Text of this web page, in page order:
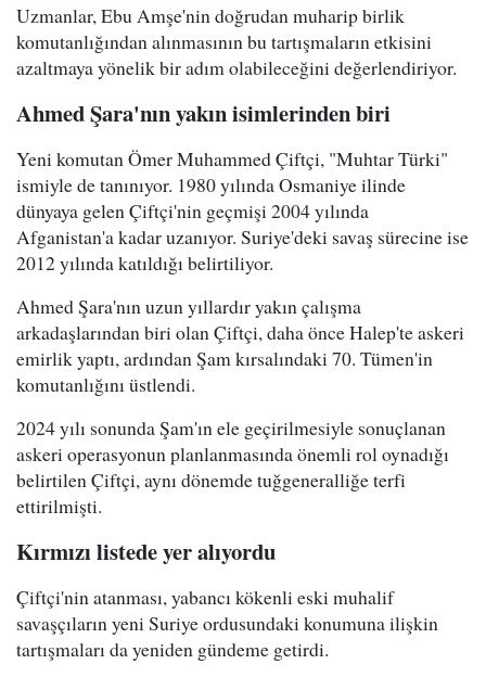
Uzmanlar, Ebu Amşe'nin doğrudan muharip birlik
komutanlığından alınmasının bu tartışmaların etkisini
azaltmaya yönelik bir adım olabileceğini değerlendiriyor.
Ahmed Şara'nın yakın isimlerinden biri
Yeni komutan Ömer Muhammed Çiftçi, "Muhtar Türki"
ismiyle de tanınıyor. 1980 yılında Osmaniye ilinde
dünyaya gelen Çiftçi'nin geçmişi 2004 yılında
Afganistan'a kadar uzanıyor. Suriye'deki savaş sürecine ise
2012 yılında katıldığı belirtiliyor.
Ahmed Şara'nın uzun yıllardır yakın çalışma
arkadaşlarından biri olan Çiftçi, daha önce Halep'te askeri
emirlik yaptı, ardından Şam kırsalındaki 70. Tümen'in
komutanlığını üstlendi.
2024 yılı sonunda Şam'ın ele geçirilmesiyle sonuçlanan
askeri operasyonun planlanmasında önemli rol oynadığı
belirtilen Çiftçi, aynı dönemde tuğgeneralliğe terfi
ettirilmişti.
Kırmızı listede yer alıyordu
Çiftçi'nin atanması, yabancı kökenli eski muhalif
savaşçıların yeni Suriye ordusundaki konumuna ilişkin
tartışmaları da yeniden gündeme getirdi.